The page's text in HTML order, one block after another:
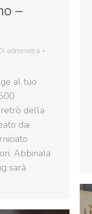
–
administra
al tuo
della
dai
Abbinala
sarà